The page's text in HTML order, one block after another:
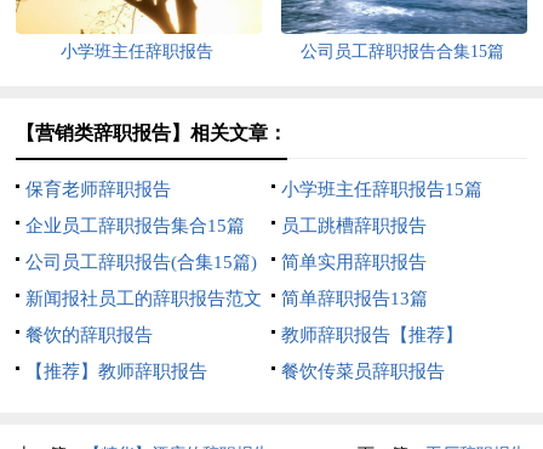
小学班主任辞职报告 公司员工辞职报告合集15篇
【营销类辞职报告】相关文章：
保育老师辞职报告
小学班主任辞职报告15篇
企业员工辞职报告集合15篇
员工跳槽辞职报告
公司员工辞职报告(合集15篇)
简单实用辞职报告
新闻报社员工的辞职报告范文
简单辞职报告13篇
餐饮的辞职报告
教师辞职报告【推荐】
【推荐】教师辞职报告
餐饮传菜员辞职报告